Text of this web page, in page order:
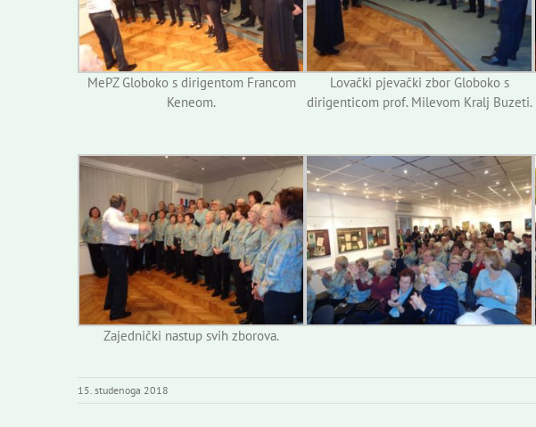
MePZ Globoko s dirigentom Francom
Keneom.
Lovački pjevački zbor Globoko s
dirigenticom prof. Milevom Kralj Buzeti.
Zajednički nastup svih zborova.
15. studenoga 2018